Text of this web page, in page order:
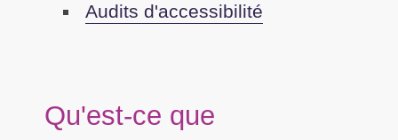
Audits d'accessibilité
Qu'est-ce que